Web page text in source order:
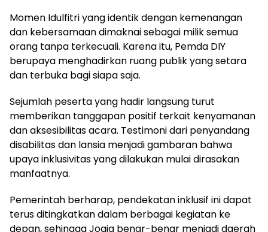
Momen Idulfitri yang identik dengan kemenangan
dan kebersamaan dimaknai sebagai milik semua
orang tanpa terkecuali. Karena itu, Pemda DIY
berupaya menghadirkan ruang publik yang setara
dan terbuka bagi siapa saja.
Sejumlah peserta yang hadir langsung turut
memberikan tanggapan positif terkait kenyamanan
dan aksesibilitas acara. Testimoni dari penyandang
disabilitas dan lansia menjadi gambaran bahwa
upaya inklusivitas yang dilakukan mulai dirasakan
manfaatnya.
Pemerintah berharap, pendekatan inklusif ini dapat
terus ditingkatkan dalam berbagai kegiatan ke
depan, sehingga Jogja benar-benar menjadi daerah